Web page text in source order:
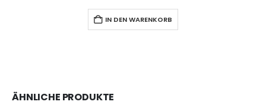
IN DEN WARENKORB
ÄHNLICHE PRODUKTE